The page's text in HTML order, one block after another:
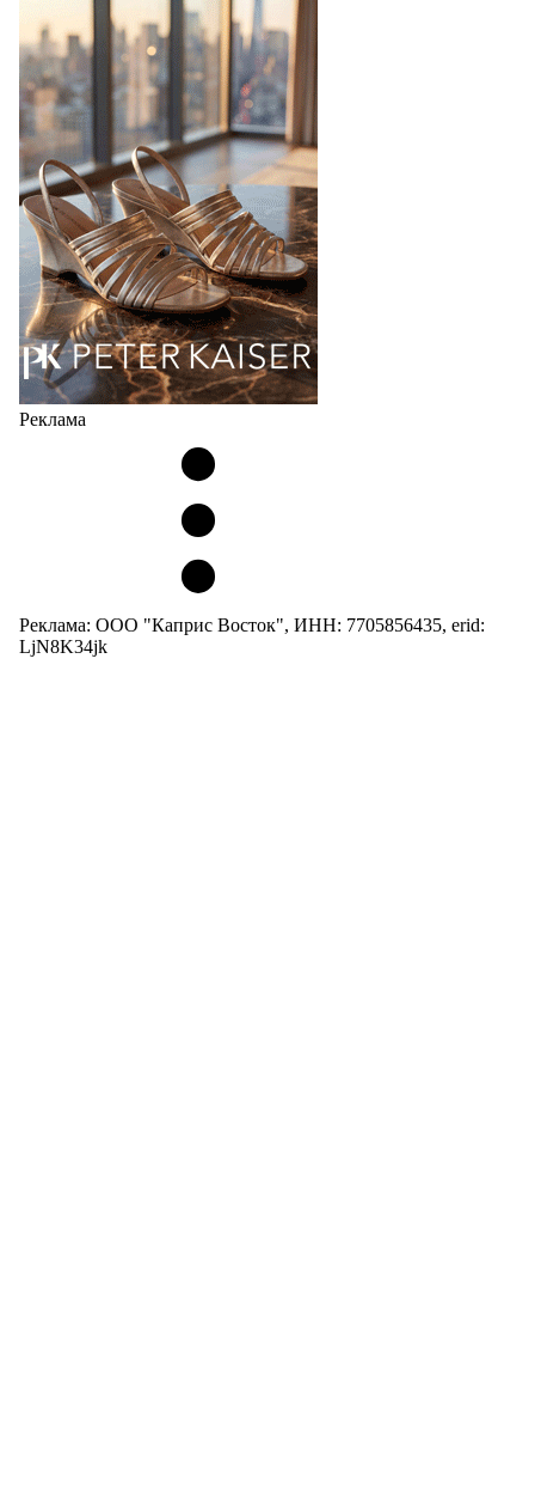
Фабрика зонтов DINIYA является одним из лидеров
продаж на рынке в России, Беларуси и других
странах СНГ. Широкий модельный ряд женских,
мужских, детских и пляжных зонтов в необычном
дизайнерском исполнении, отличается надёжностью
и высоким качеством…
05.08.2026 455
Реклама
Реклама: ООО "Каприс Восток", ИНН: 7705856435, erid:
LjN8K34jk